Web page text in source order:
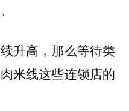
升高，那么等待类
米线这些连锁店的